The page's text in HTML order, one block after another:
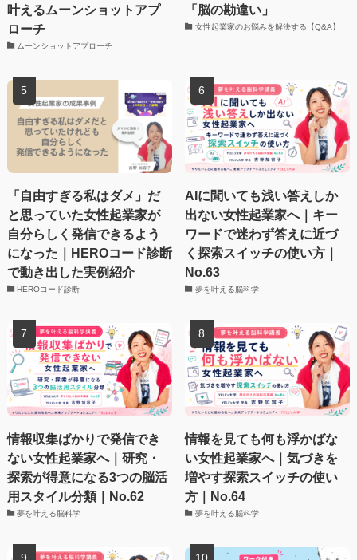
叶えるムーンショットアプ
ローチ
ムーンショットアプローチ
「脳の勘違い」
女性起業家のお悩みを解決する【Q&A】
「自由すぎる私はダメ」だ
と思っていた女性起業家が
自分らしく発信できるよう
になった｜HEROコード診断
で動き出した実例紹介
HEROコード診断
AIに聞いても浅い答えしか
出ない女性起業家へ｜キー
ワードで迷わず答えに近づ
く探索スイッチの使い方｜
No.63
夢を叶える脳科学
情報収集ばかりで発信でき
ない女性起業家へ｜研究・
探索が得意になる3つの脳活
用スタイル分類｜No.62
夢を叶える脳科学
情報を見ても何も浮かばな
い女性起業家へ｜気づきを
増やす探索スイッチの使い
方｜No.64
夢を叶える脳科学